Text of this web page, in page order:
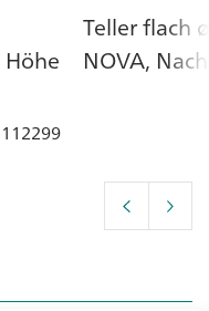
Teller flach
NOVA,